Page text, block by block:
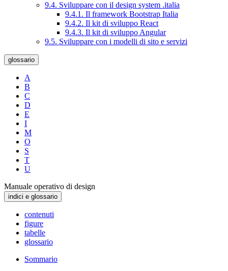
9.4. Sviluppare con il design system .italia
9.4.1. Il framework Bootstrap Italia
9.4.2. Il kit di sviluppo React
9.4.3. Il kit di sviluppo Angular
9.5. Sviluppare con i modelli di sito e servizi
glossario
A
B
C
D
E
I
M
O
S
T
U
Manuale operativo di design
indici e glossario
contenuti
figure
tabelle
glossario
Sommario